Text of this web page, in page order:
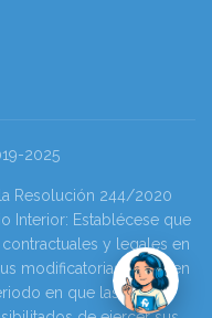
2025
Resolución 244/2020
Interior: Establécese que
y legales en
modificatorias se tienen
en que las y los